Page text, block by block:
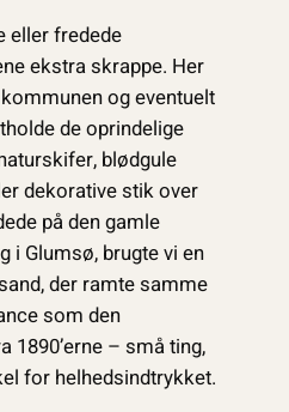
eller fredede
ekstra skrappe. Her
og eventuelt
de oprindelige
blødgule
dekorative stik over
på den gamle
i Glumsø, brugte vi en
der ramte samme
som den
1890’erne – små ting,
for helhedsindtrykket.